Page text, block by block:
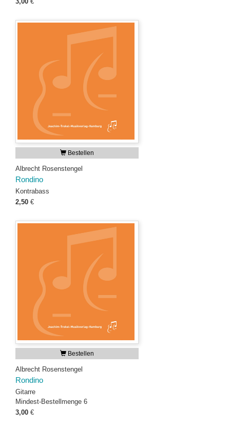
Bestellen
Albrecht Rosenstengel
Rondino
Kontrabass
2,50 €
Bestellen
Albrecht Rosenstengel
Rondino
Gitarre
Mindest-Bestellmenge 6
3,00 €